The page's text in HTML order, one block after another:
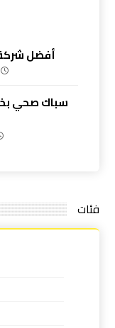
أفضل شركة
سباك صحي
فئات